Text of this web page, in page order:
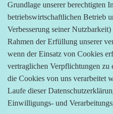
Grundlage unserer berechtigten
betriebswirtschaftlichen Betrieb
Verbesserung seiner
Rahmen der Erfüllung unserer
wenn der Einsatz von Cookies
vertraglichen Verpflichtungen
die Cookies von uns verarbeitet
Laufe dieser
Einwilligungs- und